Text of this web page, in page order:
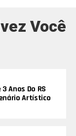
Você
Anos Do RS
Artístico